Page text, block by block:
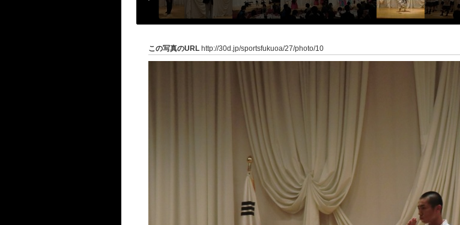
この写真のURL http://30d.jp/sportsfukuoa/27/photo/10